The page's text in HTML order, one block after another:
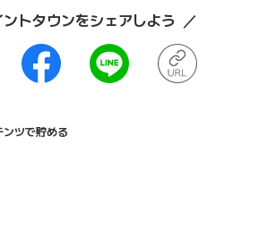
トタウンをシェアしよう
ツで貯める